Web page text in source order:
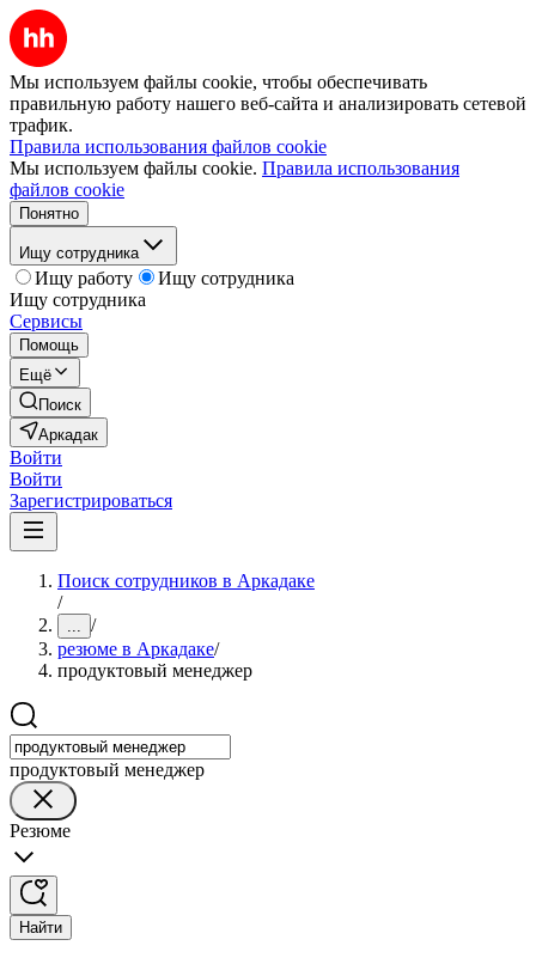
Мы используем файлы cookie, чтобы обеспечивать
правильную работу нашего веб-сайта и анализировать сетевой
трафик.
Правила использования файлов cookie
Мы используем файлы cookie. Правила использования
файлов cookie
Понятно
Ищу сотрудника
Ищу работу
Ищу сотрудника
Ищу сотрудника
Сервисы
Помощь
Ещё
Поиск
Аркадак
Войти
Войти
Зарегистрироваться
Поиск сотрудников в Аркадаке
/
... /
резюме в Аркадаке/
продуктовый менеджер
продуктовый менеджер
Резюме
Найти